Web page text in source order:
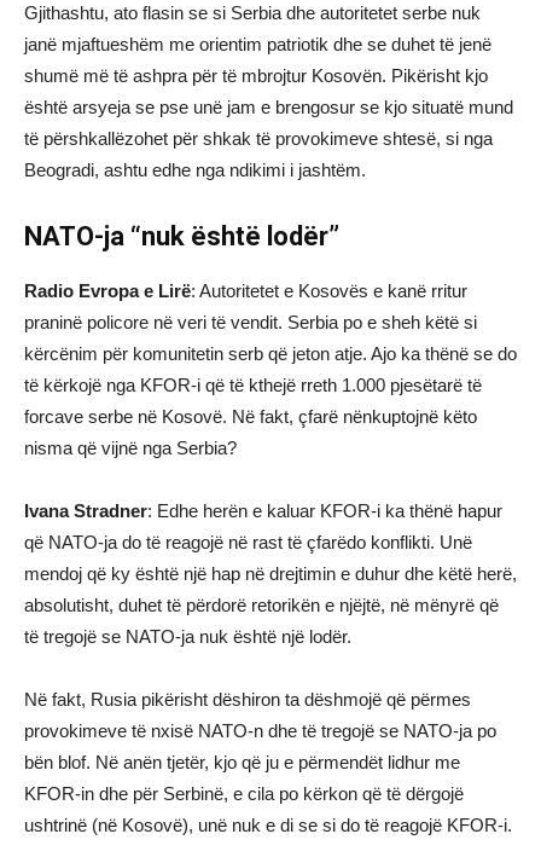
Gjithashtu, ato flasin se si Serbia dhe autoritetet serbe nuk
janë mjaftueshëm me orientim patriotik dhe se duhet të jenë
shumë më të ashpra për të mbrojtur Kosovën. Pikërisht kjo
është arsyeja se pse unë jam e brengosur se kjo situatë mund
të përshkallëzohet për shkak të provokimeve shtesë, si nga
Beogradi, ashtu edhe nga ndikimi i jashtëm.
NATO-ja “nuk është lodër”
Radio Evropa e Lirë: Autoritetet e Kosovës e kanë rritur
praninë policore në veri të vendit. Serbia po e sheh këtë si
kërcënim për komunitetin serb që jeton atje. Ajo ka thënë se do
të kërkojë nga KFOR-i që të kthejë rreth 1.000 pjesëtarë të
forcave serbe në Kosovë. Në fakt, çfarë nënkuptojnë këto
nisma që vijnë nga Serbia?
Ivana Stradner: Edhe herën e kaluar KFOR-i ka thënë hapur
që NATO-ja do të reagojë në rast të çfarëdo konflikti. Unë
mendoj që ky është një hap në drejtimin e duhur dhe këtë herë,
absolutisht, duhet të përdorë retorikën e njëjtë, në mënyrë që
të tregojë se NATO-ja nuk është një lodër.
Në fakt, Rusia pikërisht dëshiron ta dëshmojë që përmes
provokimeve të nxisë NATO-n dhe të tregojë se NATO-ja po
bën blof. Në anën tjetër, kjo që ju e përmendët lidhur me
KFOR-in dhe për Serbinë, e cila po kërkon që të dërgojë
ushtrinë (në Kosovë), unë nuk e di se si do të reagojë KFOR-i.